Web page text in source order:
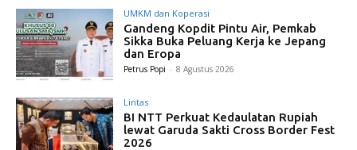
UMKM dan Koperasi
Gandeng Kopdit Pintu Air, Pemkab
Sikka Buka Peluang Kerja ke Jepang
dan Eropa
Petrus Popi - 8 Agustus 2026
Lintas
BI NTT Perkuat Kedaulatan Rupiah
lewat Garuda Sakti Cross Border Fest
2026